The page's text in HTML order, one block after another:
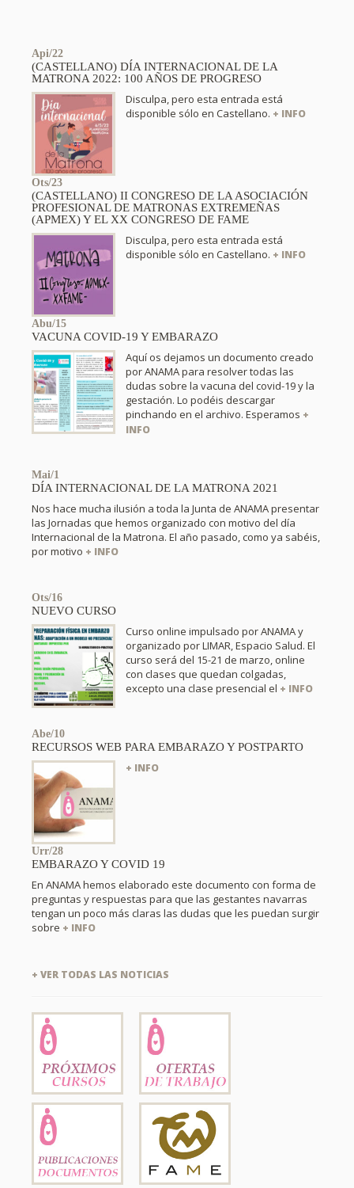
Api/22
(CASTELLANO) DÍA INTERNACIONAL DE LA
MATRONA 2022: 100 AÑOS DE PROGRESO
Disculpa, pero esta entrada está
disponible sólo en Castellano. + INFO
Ots/23
(CASTELLANO) II CONGRESO DE LA ASOCIACIÓN
PROFESIONAL DE MATRONAS EXTREMEÑAS
(APMEX) Y EL XX CONGRESO DE FAME
Disculpa, pero esta entrada está
disponible sólo en Castellano. + INFO
Abu/15
VACUNA COVID-19 Y EMBARAZO
Aquí os dejamos un documento creado
por ANAMA para resolver todas las
dudas sobre la vacuna del covid-19 y la
gestación. Lo podéis descargar
pinchando en el archivo. Esperamos +
INFO
Mai/1
DÍA INTERNACIONAL DE LA MATRONA 2021
Nos hace mucha ilusión a toda la Junta de ANAMA presentar
las Jornadas que hemos organizado con motivo del día
Internacional de la Matrona. El año pasado, como ya sabéis,
por motivo + INFO
Ots/16
NUEVO CURSO
Curso online impulsado por ANAMA y
organizado por LIMAR, Espacio Salud. El
curso será del 15-21 de marzo, online
con clases que quedan colgadas,
excepto una clase presencial el + INFO
Abe/10
RECURSOS WEB PARA EMBARAZO Y POSTPARTO
+ INFO
Urr/28
EMBARAZO Y COVID 19
En ANAMA hemos elaborado este documento con forma de
preguntas y respuestas para que las gestantes navarras
tengan un poco más claras las dudas que les puedan surgir
sobre + INFO
+ VER TODAS LAS NOTICIAS